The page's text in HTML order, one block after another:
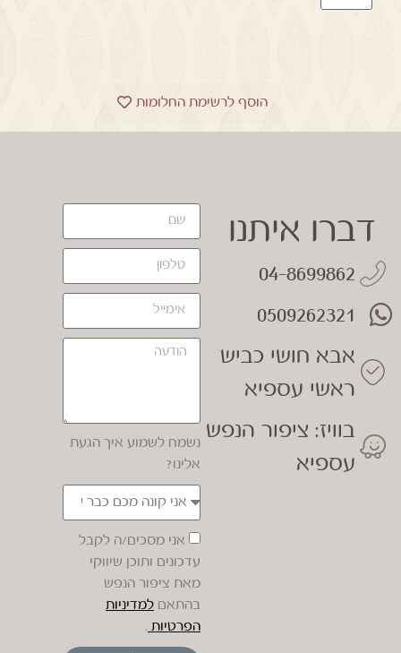
הוסף לרשימת החלומות
דברו איתנו
04-8699862
0509262321
אבא חושי כביש
ראשי עספיא
בוויז: ציפור הנפש
עספיא
נשמח לשמוע איך הגעת
אלינו?
אני מסכים/ה לקבל
עדכונים ותוכן שיווקי
מאת ציפור הנפש
בהתאם למדיניות
הפרטיות .